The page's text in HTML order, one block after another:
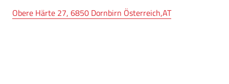
Obere Härte 27, 6850 Dornbirn Österreich,AT